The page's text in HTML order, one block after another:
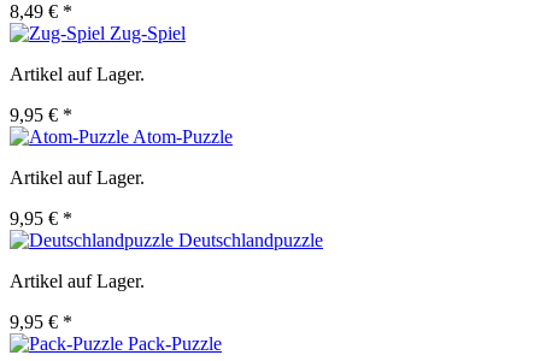
8,49 € *
Zug-Spiel
Artikel auf Lager.
9,95 € *
Atom-Puzzle
Artikel auf Lager.
9,95 € *
Deutschlandpuzzle
Artikel auf Lager.
9,95 € *
Pack-Puzzle